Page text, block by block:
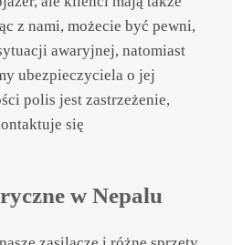
z nami, możecie być pewni,
awaryjnej, natomiast
ubezpieczyciela o jej
polis jest zastrzeżenie,
się
w Nepalu